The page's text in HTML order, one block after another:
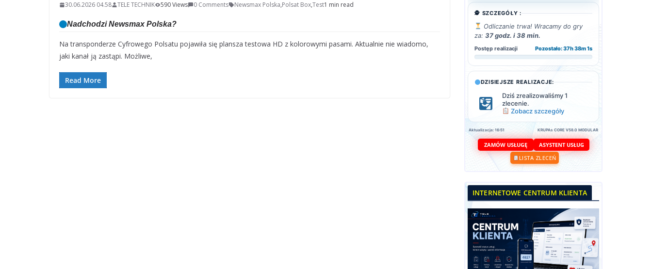
30.06.2026 04.58 TELE TECHNIK 590 Views 0 Comments Newsmax Polska,Polsat Box,Test1 min read
Nadchodzi Newsmax Polska?
Na transponderze Cyfrowego Polsatu pojawiła się plansza testowa HD z kolorowymi pasami. Aktualnie nie wiadomo,
jaki kanał ją zastąpi. Możliwe,
Read More
🕵️ SZCZEGÓŁY :
Odliczanie trwa! Wracamy do gry
za: 37 godz. i 38 min.
Postęp realizacji Pozostało: 37h 38m 0s
DZISIEJSZE REALIZACJE:
Dziś zrealizowaliśmy 1
zlecenie.
Zobacz szczegóły
Aktualizacja: 16:51 KRUPAs CORE V58.0 MODULAR
ZAMÓW USŁUGĘ
ASYSTENT USŁUG
LISTA ZLECEŃ
INTERNETOWE CENTRUM KLIENTA